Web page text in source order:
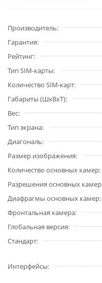
Производитель
Гарантия
Рейтинг
Тип SIM-карты
Количество SIM-карт
Габариты (ШxВxТ)
Вес
Тип экрана
Диагональ
Размер изображения
Количество основных камер
Разрешения основных камер
Диафрагмы основных камер
Фронтальная камера
Глобальная версия
Стандарт
Интерфейсы